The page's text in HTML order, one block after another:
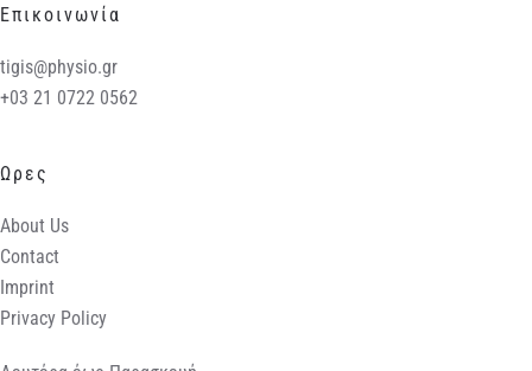
Επικοινωνία
tigis@physio.gr
+03 21 0722 0562
Ωρες
About Us
Contact
Imprint
Privacy Policy